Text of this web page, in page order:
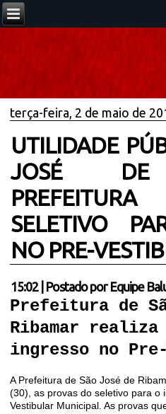
terça-feira, 2 de maio de
UTILIDADE
JOSÉ DE
SELETIVO
NO PRE-
15:02| Postado por Equipe
Prefeitura de
Ribamar
ingresso no
A Prefeitura de São José de
(30), as provas do seletivo para o
Vestibular Municipal. As provas